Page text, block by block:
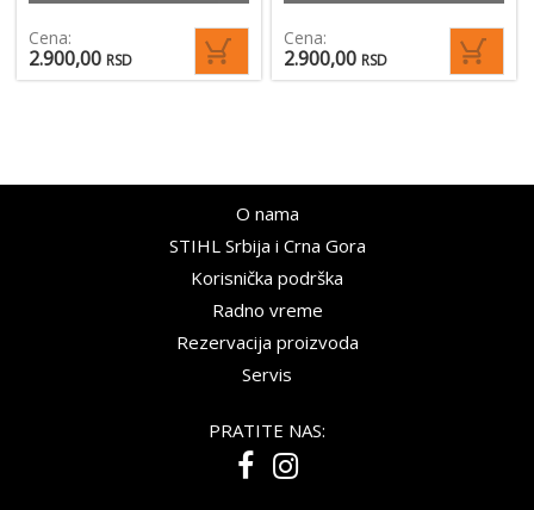
Cena:
2.900,00 RSD
Cena:
2.900,00 RSD
O nama
STIHL Srbija i Crna Gora
Korisnička podrška
Radno vreme
Rezervacija proizvoda
Servis
PRATITE NAS: